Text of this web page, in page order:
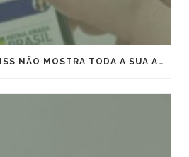
O SIMULADOR DO INSS NÃO MOSTRA TODA A SUA APOSENTADORIA